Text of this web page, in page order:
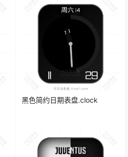
黑色简约日期表盘.clock